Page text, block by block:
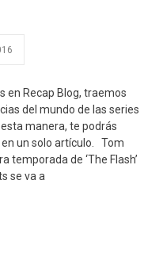
en Recap Blog, traemos
del mundo de las series
manera, te podrás
un solo artículo. Tom
temporada de ‘The Flash’
se va a